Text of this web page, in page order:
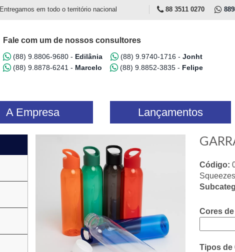
Entregamos em todo o território nacional 88 3511 0270
Fale com um de nossos consultores
(88) 9.8806-9680 - Edilânia (88) 9.9740-1716 - Jonht
(88) 9.8878-6241 - Marcelo (88) 9.8852-3835 - Felipe
A Empresa Lançamentos
Código:
Cores
Tipos de